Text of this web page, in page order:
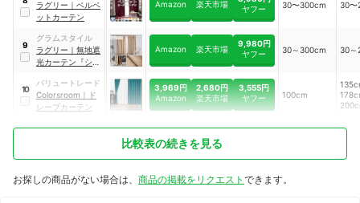
ラグリー ｜ ベルベ
ットカーテン
Amazon 楽天市場
ヤフー
30〜300cm 30〜
9
グラムスタイル
ラグリー ｜ 無地遮
光カーテン『シャ
ラス』
Amazon 楽天市場
9,980円
ヤフー
30～300cm 30～
10
バリュートレード
Colorsroom ｜ ド
レープカーテン
3,969円
Amazon
2,680円
楽天市場
3,555円
ヤフー
100cm
比較表の続きを見る
お探しの商品がない場合は、 商品の掲載をリクエスト できます。